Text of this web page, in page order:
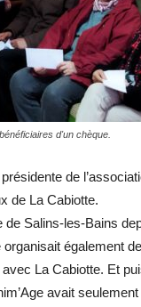
d'un chèque.
de
de La Cabiotte.
Salins-les-Bains
également
La Cabiotte. Et
avait